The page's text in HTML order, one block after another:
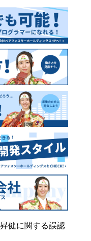
健に関する誤認